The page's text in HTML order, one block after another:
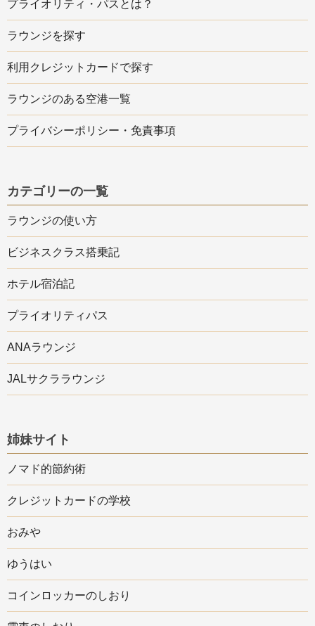
プライオリティ・パスとは？
ラウンジを探す
利用クレジットカードで探す
ラウンジのある空港一覧
プライバシーポリシー・免責事項
カテゴリーの一覧
ラウンジの使い方
ビジネスクラス搭乗記
ホテル宿泊記
プライオリティパス
ANAラウンジ
JALサクララウンジ
姉妹サイト
ノマド的節約術
クレジットカードの学校
おみや
ゆうはい
コインロッカーのしおり